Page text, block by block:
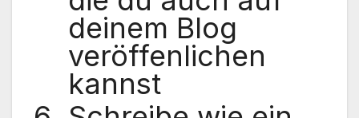
deinem Blog
veröffenlichen
kannst